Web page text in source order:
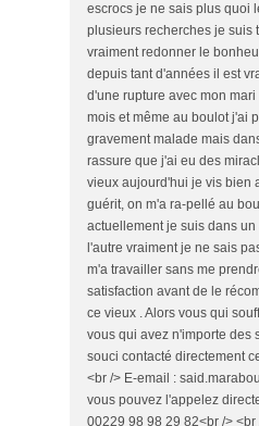
escrocs je ne sais plus quoi
plusieurs recherches je suis
vraiment redonner le
depuis tant d'années il est
d'une rupture avec mon
mois et même au boulot j'ai
gravement malade mais
rassure que j'ai eu des
vieux aujourd'hui je vis bien
guérit, on m'a ra-pellé au
actuellement je suis dans
l'autre vraiment je ne sais
m'a travailler sans me
satisfaction avant de le
ce vieux . Alors vous qui
vous qui avez n'importe des
souci contacté directement
<br /> E-email :
vous pouvez l'appelez
00229 98 98 29 82<br />